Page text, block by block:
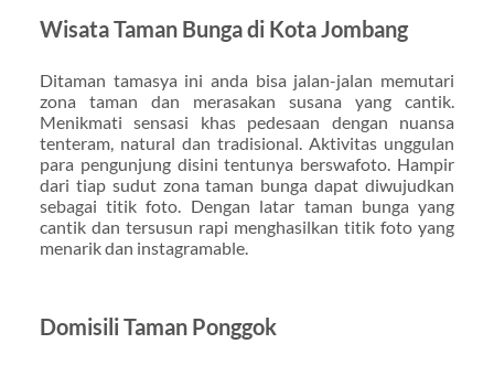
Wisata Taman Bunga di Kota Jombang
Ditaman tamasya ini anda bisa jalan-jalan memutari
zona taman dan merasakan susana yang cantik.
Menikmati sensasi khas pedesaan dengan nuansa
tenteram, natural dan tradisional. Aktivitas unggulan
para pengunjung disini tentunya berswafoto. Hampir
dari tiap sudut zona taman bunga dapat diwujudkan
sebagai titik foto. Dengan latar taman bunga yang
cantik dan tersusun rapi menghasilkan titik foto yang
menarik dan instagramable.
Domisili Taman Ponggok